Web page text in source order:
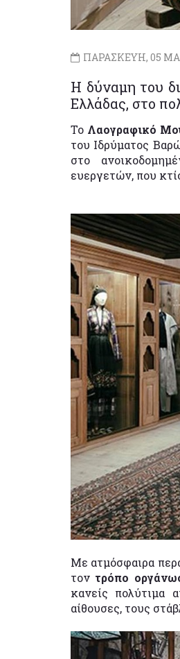
ΠΑΡΑΣΚΕΥΗ, 05
Η δύναμη του
Ελλάδας, στο
Το Λαογραφικό
του Ιδρύματος
στο
ευεργετών, που
Με ατμόσφαιρα
τον τρόπο
κανείς πολύτιμα
αίθουσες, τους